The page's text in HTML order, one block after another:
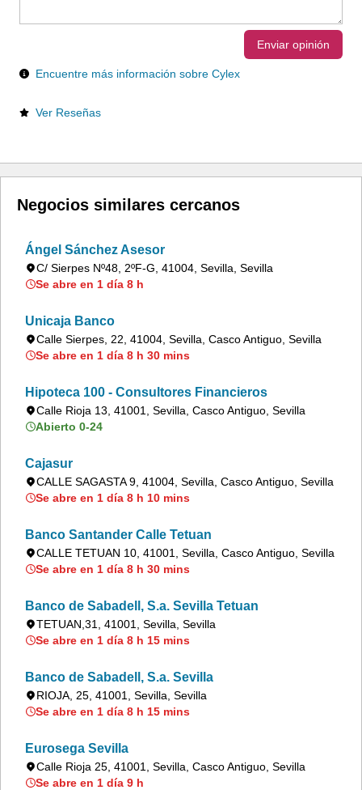
Enviar opinión
Encuentre más información sobre Cylex
Ver Reseñas
Negocios similares cercanos
Ángel Sánchez Asesor
C/ Sierpes Nº48, 2ºF-G, 41004, Sevilla, Sevilla
Se abre en 1 día 8 h
Unicaja Banco
Calle Sierpes, 22, 41004, Sevilla, Casco Antiguo, Sevilla
Se abre en 1 día 8 h 30 mins
Hipoteca 100 - Consultores Financieros
Calle Rioja 13, 41001, Sevilla, Casco Antiguo, Sevilla
Abierto 0-24
Cajasur
CALLE SAGASTA 9, 41004, Sevilla, Casco Antiguo, Sevilla
Se abre en 1 día 8 h 10 mins
Banco Santander Calle Tetuan
CALLE TETUAN 10, 41001, Sevilla, Casco Antiguo, Sevilla
Se abre en 1 día 8 h 30 mins
Banco de Sabadell, S.a. Sevilla Tetuan
TETUAN,31, 41001, Sevilla, Sevilla
Se abre en 1 día 8 h 15 mins
Banco de Sabadell, S.a. Sevilla
RIOJA, 25, 41001, Sevilla, Sevilla
Se abre en 1 día 8 h 15 mins
Eurosega Sevilla
Calle Rioja 25, 41001, Sevilla, Casco Antiguo, Sevilla
Se abre en 1 día 9 h